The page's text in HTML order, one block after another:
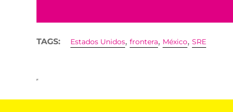
TAGS: Estados Unidos, frontera, México, SRE